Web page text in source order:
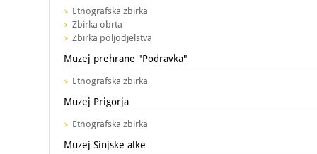
Etnografska zbirka
Zbirka obrta
Zbirka poljodjelstva
Muzej prehrane "Podravka"
Etnografska zbirka
Muzej Prigorja
Etnografska zbirka
Muzej Sinjske alke